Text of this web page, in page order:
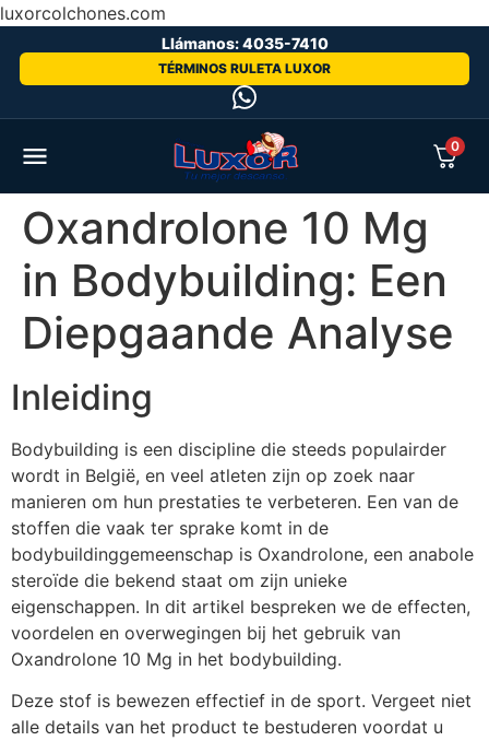
luxorcolchones.com
Llámanos: 4035-7410
TÉRMINOS RULETA LUXOR
0
Oxandrolone 10 Mg
in Bodybuilding: Een
Diepgaande Analyse
Inleiding
Bodybuilding is een discipline die steeds populairder
wordt in België, en veel atleten zijn op zoek naar
manieren om hun prestaties te verbeteren. Een van de
stoffen die vaak ter sprake komt in de
bodybuildinggemeenschap is Oxandrolone, een anabole
steroïde die bekend staat om zijn unieke
eigenschappen. In dit artikel bespreken we de effecten,
voordelen en overwegingen bij het gebruik van
Oxandrolone 10 Mg in het bodybuilding.
Deze stof is bewezen effectief in de sport. Vergeet niet
alle details van het product te bestuderen voordat u